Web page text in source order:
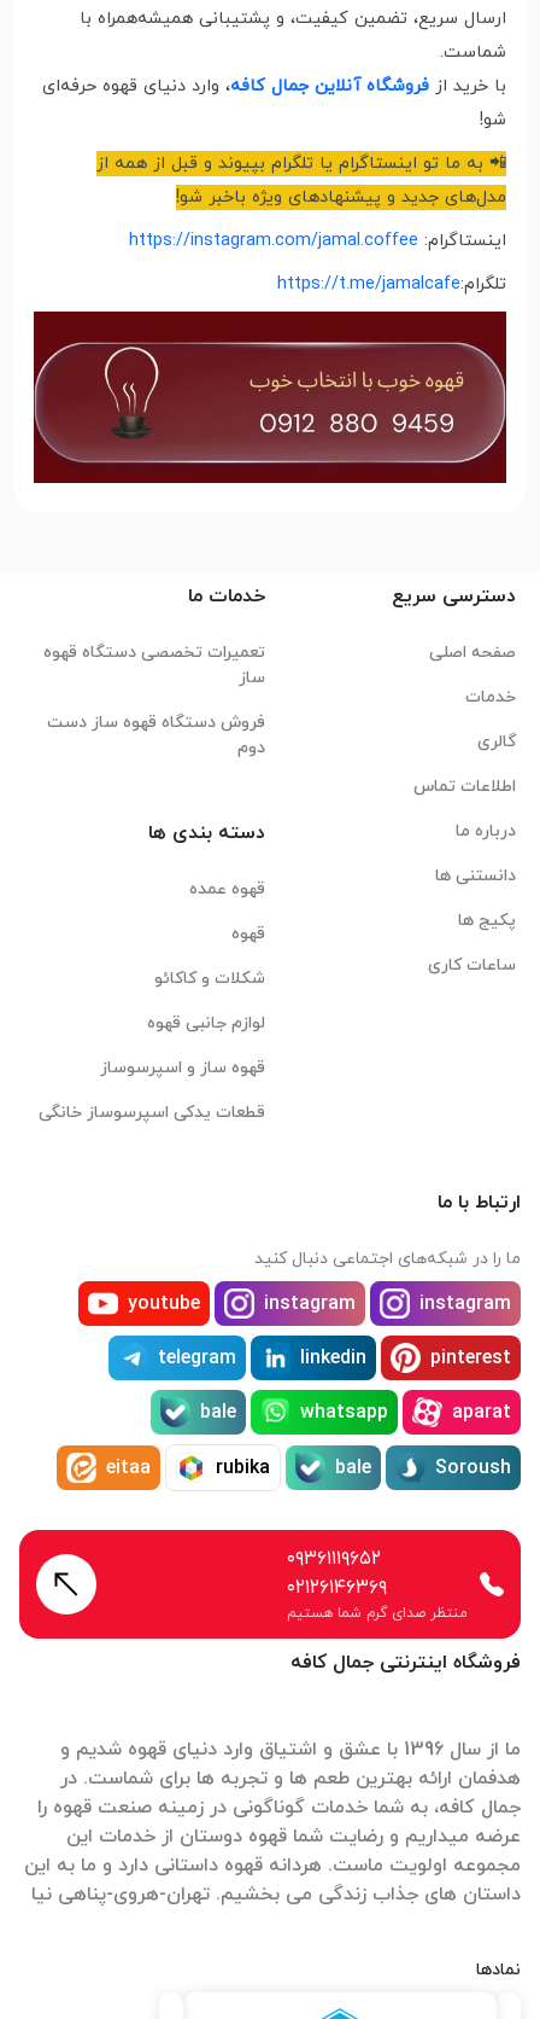
ارسال سریع، تضمین کیفیت، و پشتیبانی همیشه‌همراه با
شماست.
با خرید از فروشگاه آنلاین جمال کافه، وارد دنیای قهوه حرفه‌ای
شو!
📲 به ما تو اینستاگرام یا تلگرام بپیوند و قبل از همه از
مدل‌های جدید و پیشنهادهای ویژه باخبر شو!
اینستاگرام: https://instagram.com/jamal.coffee
تلگرام:https://t.me/jamalcafe
فروشگاه اینترنتی جمال کافه
ما از سال 1396 با عشق و اشتیاق وارد دنیای قهوه شدیم و
هدفمان ارائه بهترین طعم ها و تجربه ها برای شماست. در
جمال کافه، به شما خدمات گوناگونی در زمینه صنعت قهوه را
عرضه میداریم و رضایت شما قهوه دوستان از خدمات این
مجموعه اولویت ماست. هردانه قهوه داستانی دارد و ما به این
داستان های جذاب زندگی می بخشیم. تهران-هروی-پناهی نیا
نمادها
دسترسی سریع
صفحه اصلی
خدمات
گالری
اطلاعات تماس
درباره ما
دانستنی ها
پکیج ها
ساعات کاری
خدمات ما
تعمیرات تخصصی دستگاه قهوه
ساز
فروش دستگاه قهوه ساز دست
دوم
دسته بندی ها
قهوه عمده
قهوه
شکلات و کاکائو
لوازم جانبی قهوه
قهوه ساز و اسپرسوساز
قطعات یدکی اسپرسوساز خانگی
ارتباط با ما
ما را در شبکه‌های اجتماعی دنبال کنید
instagram
instagram
youtube
pinterest
linkedin
telegram
aparat
whatsapp
bale
Soroush
bale
rubika
eitaa
۰۹۳۶۱۱۱۹۶۵۲
۰۲۱۲۶۱۴۶۳۶۹
منتظر صدای گرم شما هستیم